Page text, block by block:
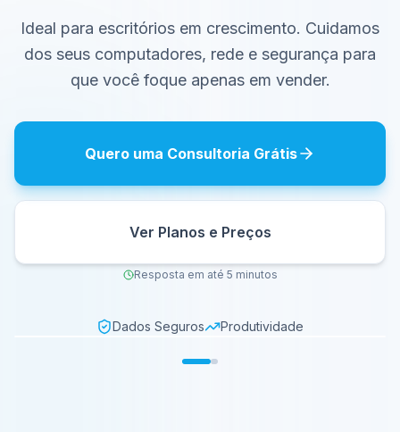
Ideal para escritórios em crescimento. Cuidamos
dos seus computadores, rede e segurança para
que você foque apenas em vender.
Quero uma Consultoria Grátis
Ver Planos e Preços
Resposta em até 5 minutos
Dados Seguros Produtividade